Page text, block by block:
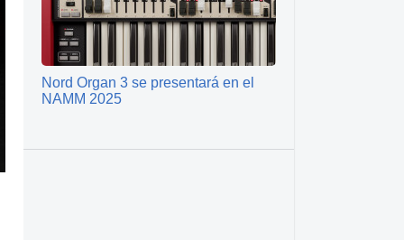
Nord Organ 3 se presentará en el
NAMM 2025